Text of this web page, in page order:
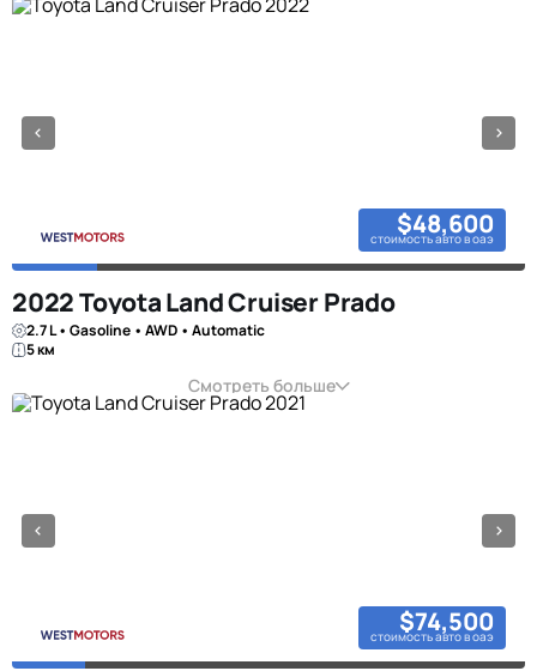
$48,600
стоимость авто в оаэ
2022 Toyota Land Cruiser Prado
2.7 L • Gasoline • AWD • Automatic
5 км
Смотреть больше
$74,500
стоимость авто в оаэ